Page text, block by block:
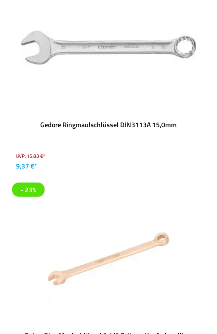
Gedore Ringmaulschlüssel DIN3113A 15,0mm
UVP:15,83 €*
9,37 €*
- 23%